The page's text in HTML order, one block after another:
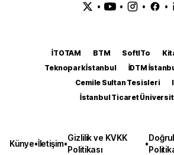
• • • •
İTOTAM BTM SoftITo
Teknopark İstanbul
İDTM
Cemile Sultan Tesisleri
İstanbul Ticaret
Künye•İletişim•
Gizlilik ve KVKK
Politikası
•